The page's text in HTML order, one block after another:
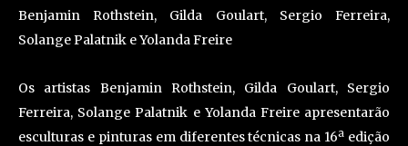
Benjamin Rothstein, Gilda Goulart, Sergio Ferreira,
Solange Palatnik e Yolanda Freire
Os artistas Benjamin Rothstein, Gilda Goulart, Sergio
Ferreira, Solange Palatnik e Yolanda Freire apresentarão
esculturas e pinturas em diferentes técnicas na 16ª edição